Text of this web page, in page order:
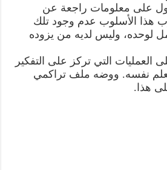
على معلومات راجعة عن
هذا الأسلوب عدم وجود تلك
لوحده، وليس لديه من يزوده
العمليات التي تركز على التفكير
نفسه. ووضه ملف تراكمي
هذا.